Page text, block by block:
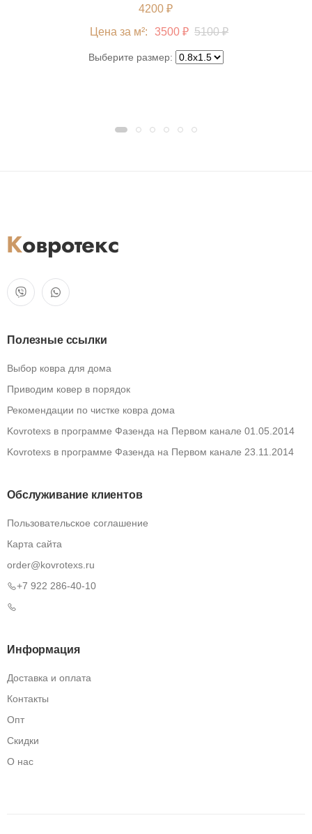
4200 ₽
Цена за м²:
3500 ₽ 5100 ₽
Выберите размер:
Полезные ссылки
Выбор ковра для дома
Приводим ковер в порядок
Рекомендации по чистке ковра дома
Kovrotexs в программе Фазенда на Первом канале 01.05.2014
Kovrotexs в программе Фазенда на Первом канале 23.11.2014
Обслуживание клиентов
Пользовательское соглашение
Карта сайта
order@kovrotexs.ru
+7 922 286-40-10
Информация
Доставка и оплата
Контакты
Опт
Скидки
О нас